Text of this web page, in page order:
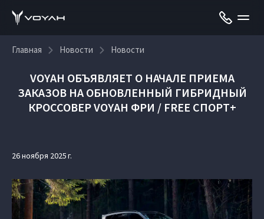
Главная Новости Новости
VOYAH ОБЪЯВЛЯЕТ О НАЧАЛЕ ПРИЕМА
ЗАКАЗОВ НА ОБНОВЛЕННЫЙ ГИБРИДНЫЙ
КРОССОВЕР VOYAH ФРИ / FREE СПОРТ+
26 ноября 2025 г.